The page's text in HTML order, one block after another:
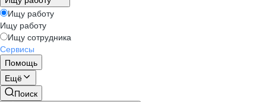
Ищу работу
Ищу работу
Ищу сотрудника
Сервисы
Помощь
Ещё
Поиск